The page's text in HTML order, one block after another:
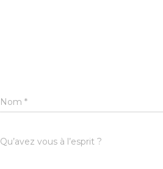
Nom *
Qu’avez vous à l’esprit ?